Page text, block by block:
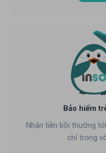
Bảo hiểm
Nhận tiền bồi thường
chỉ trong